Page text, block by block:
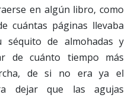
en algún libro, como
cuántas páginas llevaba
séquito de almohadas y
de cuánto tiempo más
de si no era ya el
dejar que las agujas